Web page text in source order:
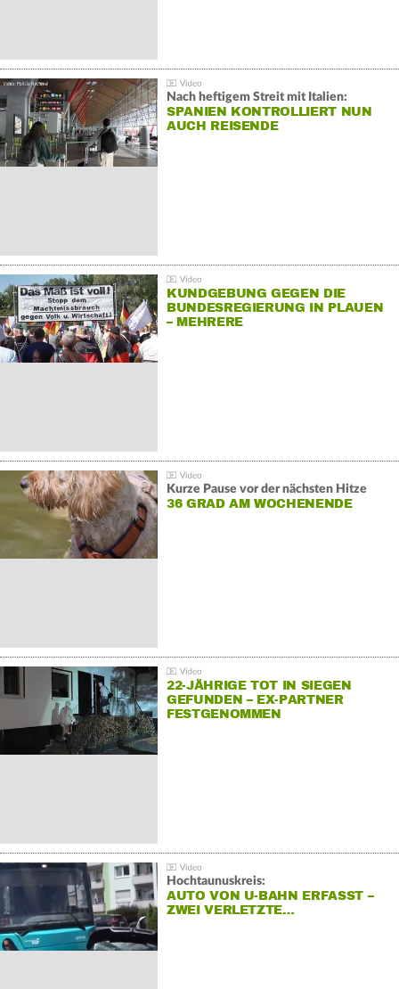
Nach heftigem Streit mit Italien:
SPANIEN KONTROLLIERT NUN
AUCH REISENDE
KUNDGEBUNG GEGEN DIE
BUNDESREGIERUNG IN PLAUEN
– MEHRERE
Kurze Pause vor der nächsten Hitze
36 GRAD AM WOCHENENDE
22-JÄHRIGE TOT IN SIEGEN
GEFUNDEN – EX-PARTNER
FESTGENOMMEN
Hochtaunuskreis:
AUTO VON U-BAHN ERFASST –
ZWEI VERLETZTE…